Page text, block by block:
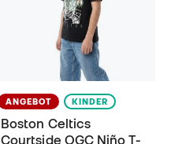
ANGEBOT KINDER
Boston Celtics
Courtside OGC Niño T-